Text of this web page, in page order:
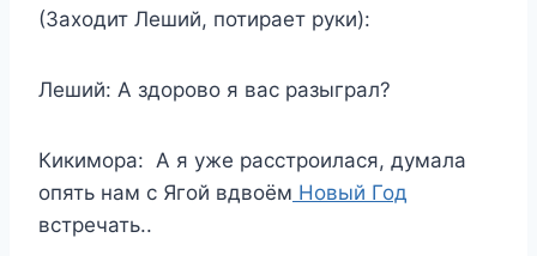
(Заходит Леший, потирает руки):
Леший: А здорово я вас разыграл?
Кикимора: А я уже расстроилася, думала
опять нам с Ягой вдвоём Новый Год
встречать..